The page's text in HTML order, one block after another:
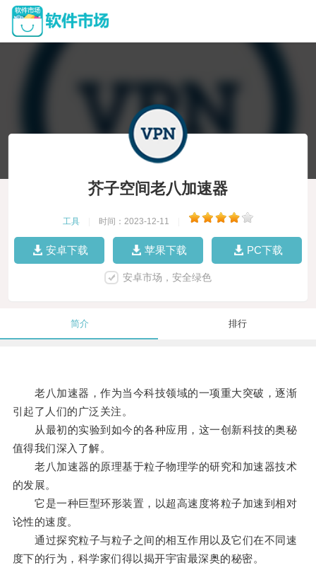
芥子空间老八加速器
工具 时间：2023-12-11
安卓下载 苹果下载 PC下载
安卓市场，安全绿色
简介 排行
老八加速器，作为当今科技领域的一项重大突破，逐渐
引起了人们的广泛关注。
从最初的实验到如今的各种应用，这一创新科技的奥秘
值得我们深入了解。
老八加速器的原理基于粒子物理学的研究和加速器技术
的发展。
它是一种巨型环形装置，以超高速度将粒子加速到相对
论性的速度。
通过探究粒子与粒子之间的相互作用以及它们在不同速
度下的行为，科学家们得以揭开宇宙最深奥的秘密。